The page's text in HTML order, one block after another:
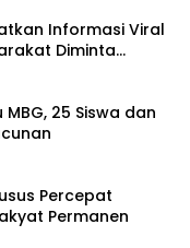
Informasi Viral
Diminta
25 Siswa dan
Percepat
Permanen